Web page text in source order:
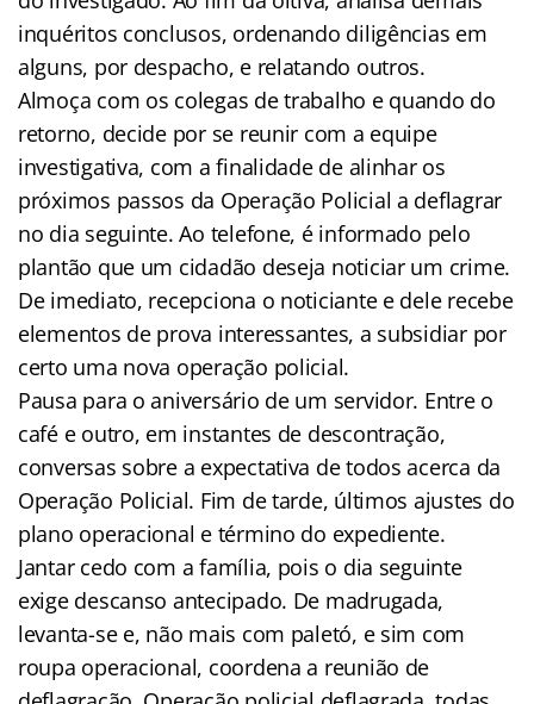
inquéritos conclusos, ordenando diligências em
alguns, por despacho, e relatando outros.
Almoça com os colegas de trabalho e quando do
retorno, decide por se reunir com a equipe
investigativa, com a finalidade de alinhar os
próximos passos da Operação Policial a deflagrar
no dia seguinte. Ao telefone, é informado pelo
plantão que um cidadão deseja noticiar um crime.
De imediato, recepciona o noticiante e dele recebe
elementos de prova interessantes, a subsidiar por
certo uma nova operação policial.
Pausa para o aniversário de um servidor. Entre o
café e outro, em instantes de descontração,
conversas sobre a expectativa de todos acerca da
Operação Policial. Fim de tarde, últimos ajustes do
plano operacional e término do expediente.
Jantar cedo com a família, pois o dia seguinte
exige descanso antecipado. De madrugada,
levanta-se e, não mais com paletó, e sim com
roupa operacional, coordena a reunião de